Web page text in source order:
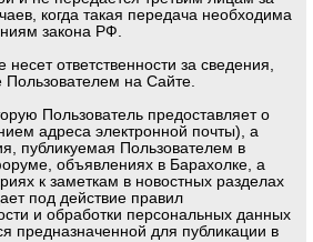
когда такая передача необходима
закона РФ.
ответственности за сведения,
Пользователем на Сайте.
Пользователь предоставляет о
адреса электронной почты), а
публикуемая Пользователем в
объявлениях в Барахолке, а
к заметкам в новостных разделах
под действие правил
и обработки персональных данных
предназначенной для публикации в